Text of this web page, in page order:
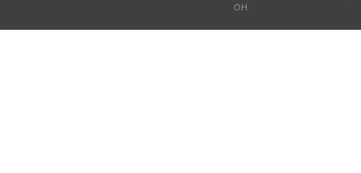
ОН